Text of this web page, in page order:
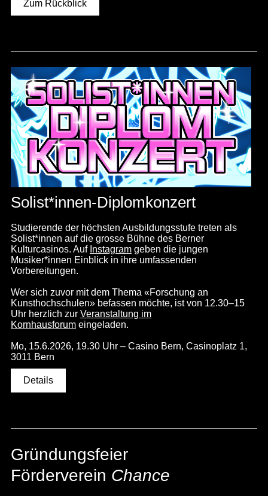
Zum Rückblick
Solist*innen-Diplomkonzert
Studierende der höchsten Ausbildungsstufe treten als
Solist*innen auf die grosse Bühne des Berner
Kulturcasinos. Auf Instagram geben die jungen
Musiker*innen Einblick in ihre umfassenden
Vorbereitungen.
Wer sich zuvor mit dem Thema «Forschung an
Kunsthochschulen» befassen möchte, ist von 12.30–15
Uhr herzlich zur Veranstaltung im
Kornhausforum eingeladen.
Mo, 15.6.2026, 19.30 Uhr – Casino Bern, Casinoplatz 1,
3011 Bern
Details
Gründungsfeier
Förderverein Chance